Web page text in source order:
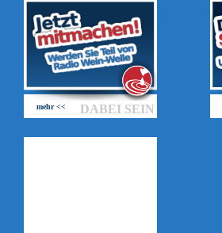
DABEI SEIN
mehr <<